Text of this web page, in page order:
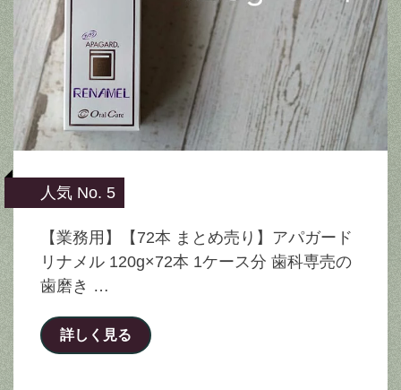
人気 No. 5
【業務用】【72本 まとめ売り】アパガード
リナメル 120g×72本 1ケース分 歯科専売の
歯磨き …
詳しく見る